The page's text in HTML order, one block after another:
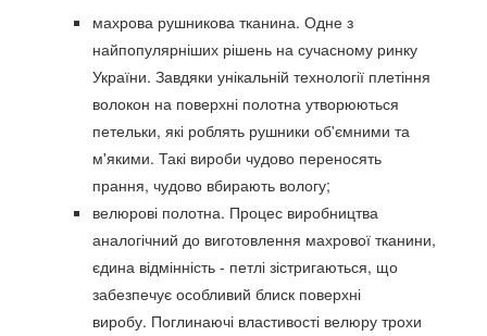
махрова рушникова тканина. Одне з
найпопулярніших рішень на сучасному ринку
України. Завдяки унікальній технології плетіння
волокон на поверхні полотна утворюються
петельки, які роблять рушники об'ємними та
м'якими. Такі вироби чудово переносять
прання, чудово вбирають вологу;
велюрові полотна. Процес виробництва
аналогічний до виготовлення махрової тканини,
єдина відмінність - петлі зістригаються, що
забезпечує особливий блиск поверхні
виробу. Поглинаючі властивості велюру трохи